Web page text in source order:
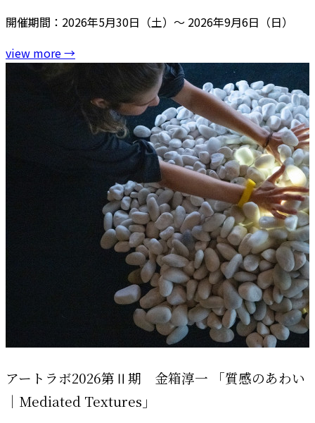
開催期間：2026年5月30日（土）～ 2026年9月6日（日）
view more→
アートラボ2026第Ⅱ期 金箱淳一 「質感のあわい
｜Mediated Textures」